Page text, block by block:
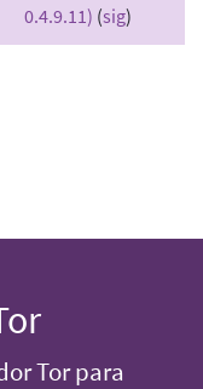
0.4.9.11) (sig)
Tor para